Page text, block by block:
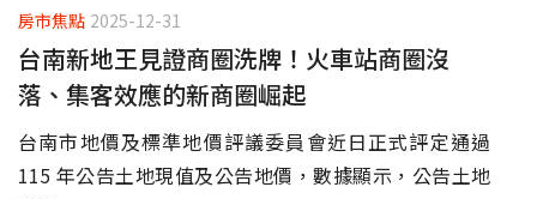
房市焦點 2025-12-31
台南新地王見證商圈洗牌！火車站商圈沒
落、集客效應的新商圈崛起
台南市地價及標準地價評議委員會近日正式評定通過
115 年公告土地現值及公告地價，數據顯示，公告土地